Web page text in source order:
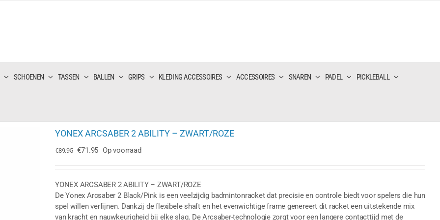
SCHOENEN TASSEN BALLEN GRIPS KLEDING ACCESSOIRES ACCESSOIRES SNAREN PADEL PICKLEBALL
YONEX ARCSABER 2 ABILITY – ZWART/ROZE
€89.95 Oorspronkelijke
was:
€89.95.
€71.95Huidige
is:
€71.95.
Op voorraad
YONEX ARCSABER 2 ABILITY – ZWART/ROZE
De Yonex Arcsaber 2 Black/Pink is een veelzijdig badmintonracket dat precisie en controle biedt voor spelers die hun
spel willen verfijnen. Dankzij de flexibele shaft en het evenwichtige frame genereert dit racket een uitstekende mix
van kracht en nauwkeurigheid bij elke slag. De Arcsaber-technologie zorgt voor een langere contacttijd met de